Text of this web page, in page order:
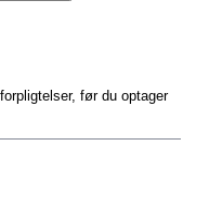
før du optager